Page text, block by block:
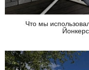
Что мы